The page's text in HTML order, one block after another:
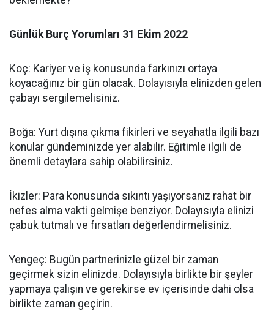
Günlük Burç Yorumları 31 Ekim 2022
Koç: Kariyer ve iş konusunda farkınızı ortaya
koyacağınız bir gün olacak. Dolayısıyla elinizden gelen
çabayı sergilemelisiniz.
Boğa: Yurt dışına çıkma fikirleri ve seyahatla ilgili bazı
konular gündeminizde yer alabilir. Eğitimle ilgili de
önemli detaylara sahip olabilirsiniz.
İkizler: Para konusunda sıkıntı yaşıyorsanız rahat bir
nefes alma vakti gelmişe benziyor. Dolayısıyla elinizi
çabuk tutmalı ve fırsatları değerlendirmelisiniz.
Yengeç: Bugün partnerinizle güzel bir zaman
geçirmek sizin elinizde. Dolayısıyla birlikte bir şeyler
yapmaya çalışın ve gerekirse ev içerisinde dahi olsa
birlikte zaman geçirin.